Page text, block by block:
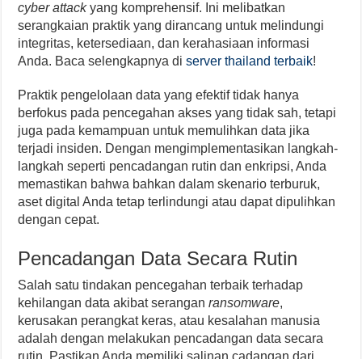
cyber attackyang komprehensif. Ini melibatkan
serangkaian praktik yang dirancang untuk melindungi
integritas, ketersediaan, dan kerahasiaan informasi
Anda. Baca selengkapnya diserver thailand terbaik!
Praktik pengelolaan data yang efektif tidak hanya
berfokus pada pencegahan akses yang tidak sah, tetapi
juga pada kemampuan untuk memulihkan data jika
terjadi insiden. Dengan mengimplementasikan langkah-
langkah seperti pencadangan rutin dan enkripsi, Anda
memastikan bahwa bahkan dalam skenario terburuk,
aset digital Anda tetap terlindungi atau dapat dipulihkan
dengan cepat.
Pencadangan Data Secara Rutin
Salah satu tindakan pencegahan terbaik terhadap
kehilangan data akibat seranganransomware,
kerusakan perangkat keras, atau kesalahan manusia
adalah dengan melakukan pencadangan data secara